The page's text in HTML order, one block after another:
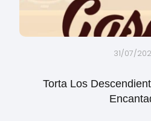
31/07/
Torta Los